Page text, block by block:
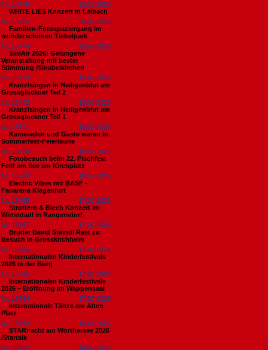
Nr. 18776
22.07.2026
WHITE LIES Konzert in Laibach
Nr. 18775
20.07.2026
Familien-Fotospaziergang im
wunderschönen Tiebelpark
Nr. 18774
20.07.2026
SiniAir 2026: Gelungene
Veranstaltung mit bester
Stimmung /Sinabelkirchen
Nr. 18773
19.07.2026
Kranzlsingen in Heiligenblut am
Grossglockner Teil 2
Nr. 18772
19.07.2026
Kranzlsingen in Heiligenblut am
Grossglockner Teil 1
Nr. 18771
19.07.2026
Kameraden und Gäste waren in
Sommerfest-Feierlaune
Nr. 18770
18.07.2026
Fotobesuch beim 22. Fischfest
Feld am See am Kirchplatz
Nr. 18769
18.07.2026
Electric Vibes mit BASF -
Fanarena Klagenfurt
Nr. 18768
17.07.2026
Strottern & Blech Konzert im
Wirtstdadl in Rangersdorf
Nr. 18767
17.07.2026
Bruder David Steindl Rast zu
Besuch in Grosskirchheim
Nr. 18766
17.07.2026
Internationalen Kinderfestivals
2026 in der Burg
Nr. 18765
17.07.2026
Internationalen Kinderfestivals
2026 – Eröffnung im Wappensaal
Nr. 18764
17.07.2026
Internationale Tänze am Alten
Platz
Nr. 18763
14.07.2026
STARnacht am Wörthersee 2026
/Startalk
Nr. 18762
14.07.2026